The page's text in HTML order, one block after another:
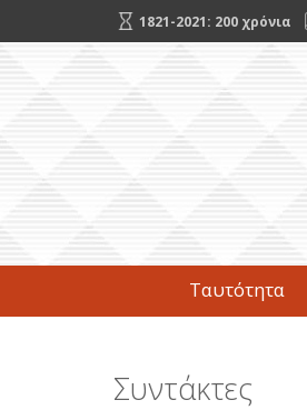
1821-2021: 200 χρόνια
Ταυτότητα
Συντάκτες